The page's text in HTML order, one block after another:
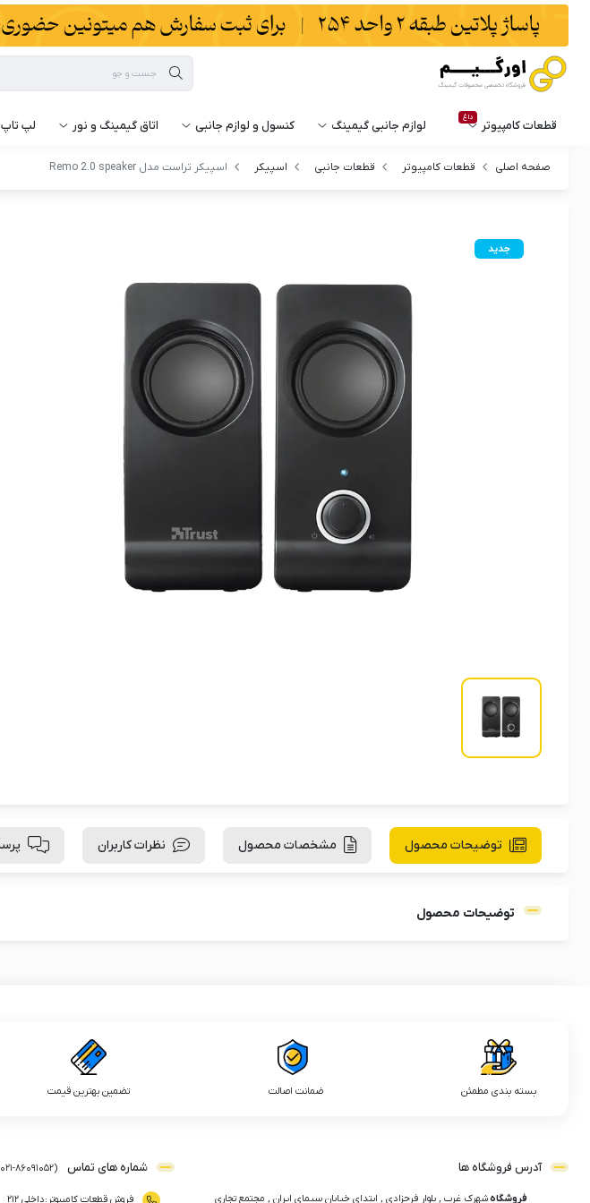
قطعات کامپیوتر
داغ
لوازم جانبی گیمینگ کنسول و لوازم جانبی اتاق گیمینگ و نور لپ تاپ
صفحه اصلی قطعات کامپیوتر قطعات جانبی اسپیکر اسپیکر تراست مدل Remo 2.0 speaker
جدید
توضیحات محصول مشخصات محصول نظرات کاربران
توضیحات محصول
بسته بندی مطمئن ضمانت اصالت تضمین بهترین قیمت
آدرس فروشگاه ها
فروشگاهشهرک غرب , بلوار فرحزادی , ابتدای خیابان سیمای ایران , مجتمع تجاری
شماره های تماس (
021-86091052
فروش قطعات کامپیوتر :داخلی ۲۱۲